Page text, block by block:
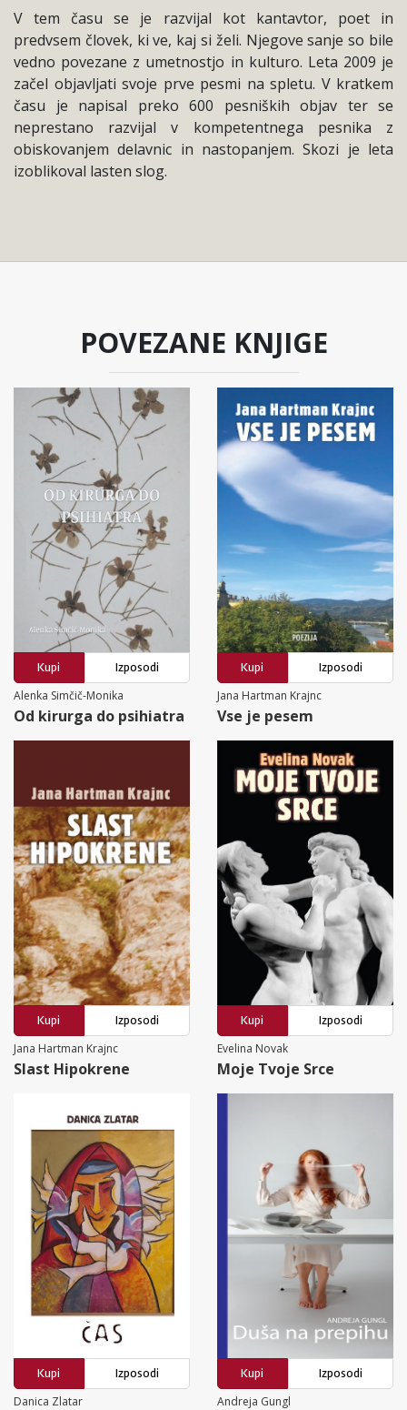
V tem času se je razvijal kot kantavtor, poet in
predvsem človek, ki ve, kaj si želi. Njegove sanje so bile
vedno povezane z umetnostjo in kulturo. Leta 2009 je
začel objavljati svoje prve pesmi na spletu. V kratkem
času je napisal preko 600 pesniških objav ter se
neprestano razvijal v kompetentnega pesnika z
obiskovanjem delavnic in nastopanjem. Skozi je leta
izoblikoval lasten slog.
POVEZANE KNJIGE
Kupi
Izposodi
Alenka Simčič-Monika
Od kirurga do psihiatra
Kupi
Izposodi
Jana Hartman Krajnc
Vse je pesem
Kupi
Izposodi
Jana Hartman Krajnc
Slast Hipokrene
Kupi
Izposodi
Evelina Novak
Moje Tvoje Srce
Kupi
Izposodi
Danica Zlatar
Kupi
Izposodi
Andreja Gungl